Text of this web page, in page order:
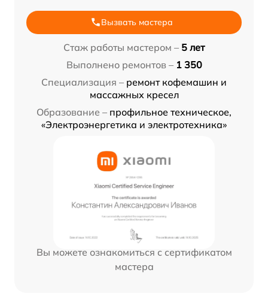
Вызвать мастера
Стаж работы мастером – 5 лет
Выполнено ремонтов – 1 350
Специализация – ремонт кофемашин и
массажных кресел
Образование – профильное техническое,
«Электроэнергетика и электротехника»
Вы можете ознакомиться с сертификатом
мастера